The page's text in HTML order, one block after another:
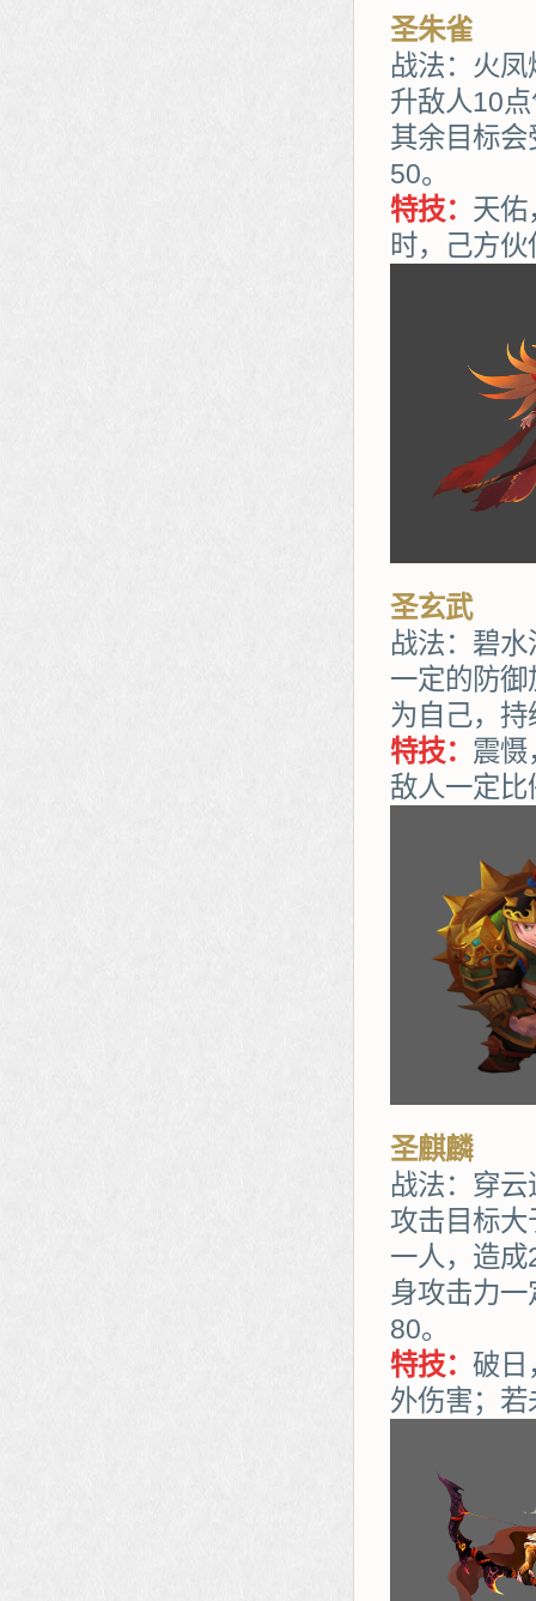
圣朱雀
战法：火
升敌人10
其余目标
50。
特技： 天佑
时，己方
圣玄武
战法：碧
一定的防
为自己，
特技： 震慑
敌人一定
圣麒麟
战法：穿
攻击目标
一人，造
身攻击力
80。
特技： 破日
外伤害；